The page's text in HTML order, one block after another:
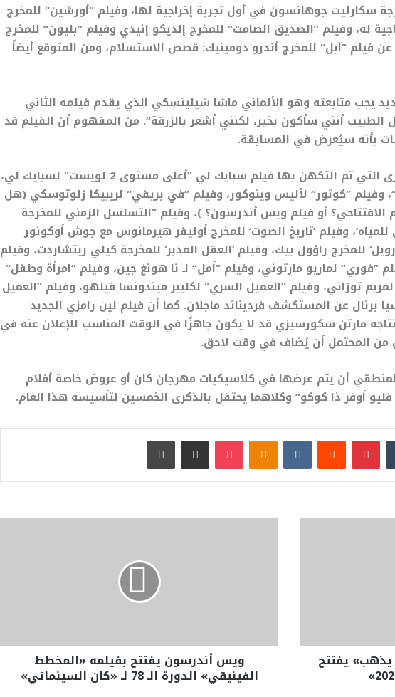
سكارليت جوهانسون في أول تجربة إخراجية لها، وفيلم ”أورشين“ للمخرج
له، وفيلم ”الصديق الصامت“ للمخرج إلديكو إنيدي وفيلم ”بليون“ للمخرج
فيلم ”آبل“ للمخرج أندرو دومينيك: قصص الاستسلام، ومن المتوقع أيضاً
يجب متابعته وهو الألماني ماشا شيلينسكي الذي يقدم فيلمه الثاني
الطبيب أنني سأكون بخير، لكنني أشعر بالزرقة“. من المفهوم أن الفيلم قد
بأنه سيُعرض في المسابقة.
في هذه الأثناء، من بين الأفلام الأخرى التي تم التكهن بها فيلم سبايك لي ”أعلى مستوى 2 لويست“ لسبايك لي،
وفيلم ”كوتور“ لأليس وينوكور، وفيلم ”في بريفي“ لريبيكا زلوتوسكي (هل
أو فيلم ويس أندرسون؟ )، وفيلم ”التسلسل الزمني للمخرجة
وفيلم ’تاريخ الصوت‘ للمخرج أوليفر هيرمانوس مع جوش أوكونور
للمخرج راؤول بيك، وفيلم ’العقل المدبر‘ للمخرجة كيلي ريتشاردت، وفيلم
”فوري“ لماريو مارتوني، وفيلم ”أمل“ لـ نا هونغ جين، وفيلم ”امرأة وطفل“
توزاني، وفيلم ”العميل السري“ لكليبر ميندونسا فيلهو، وفيلم ”العميل
برنال عن المستكشف فرديناند ماجلان. كما أن فيلم لين رامزي الجديد
مارتن سكورسيزي قد لا يكون جاهزًا في الوقت المناسب للإعلان عنه في
من المحتمل أن يُضاف في وقت لاحق.
أن يتم عرضها في كلاسيكيات مهرجان كان أو عروض خاصة أفلام
أوفر ذا كوكو“ وكلاهما يحتفل بالذكرى الخمسين لتأسيسه هذا العام.
بينتيريست Odnoklassniki
بوكيت مشاركة عبر البريد طباعة
يفتتح ويس أندرسون يفتتح بفيلمه «المخطط
الفينيقي» الدورة الـ 78 لـ «كان السينمائي»